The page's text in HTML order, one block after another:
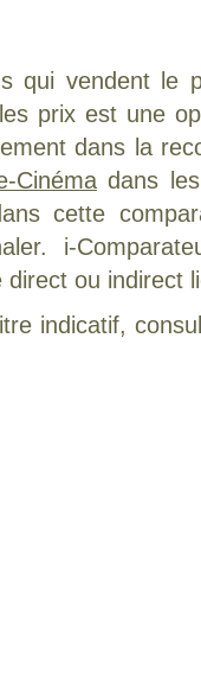
qui vendent le
prix est une
dans la
Cinémadans les
cette
i-
ou indirect
indicatif,